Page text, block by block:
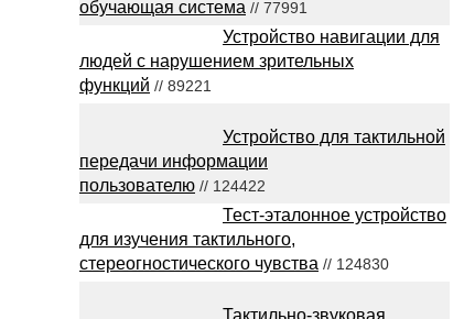
обучающая система // 77991
Устройство навигации для
людей с нарушением зрительных
функций // 89221
Устройство для тактильной
передачи информации
пользователю // 124422
Тест-эталонное устройство
для изучения тактильного,
стереогностического чувства // 124830
Тактильно-звуковая